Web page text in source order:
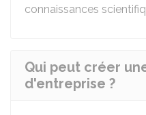
connaissances
Qui peut créer
d'entreprise ?